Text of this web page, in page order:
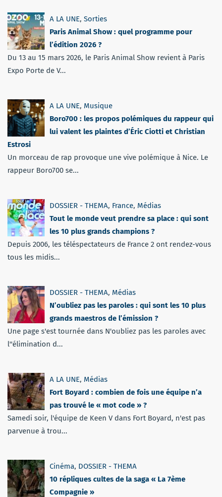
A LA UNE, Sorties
Paris Animal Show : quel programme pour
l’édition 2026 ?
Du 13 au 15 mars 2026, le Paris Animal Show revient à Paris
Expo Porte de V...
A LA UNE, Musique
Boro700 : les propos polémiques du rappeur qui
lui valent les plaintes d’Éric Ciotti et Christian
Estrosi
Un morceau de rap provoque une vive polémique à Nice. Le
rappeur Boro700 se...
DOSSIER - THEMA, France, Médias
Tout le monde veut prendre sa place : qui sont
les 10 plus grands champions ?
Depuis 2006, les téléspectateurs de France 2 ont rendez-vous
tous les midis...
DOSSIER - THEMA, Médias
N’oubliez pas les paroles : qui sont les 10 plus
grands maestros de l’émission ?
Une page s'est tournée dans N'oubliez pas les paroles avec
l''élimination d...
A LA UNE, Médias
Fort Boyard : combien de fois une équipe n’a
pas trouvé le « mot code » ?
Samedi soir, l'équipe de Keen V dans Fort Boyard, n'est pas
parvenue à trou...
Cinéma, DOSSIER - THEMA
10 répliques cultes de la saga « La 7ème
Compagnie »